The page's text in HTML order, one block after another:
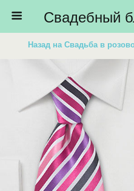
Назад на Свадьба в